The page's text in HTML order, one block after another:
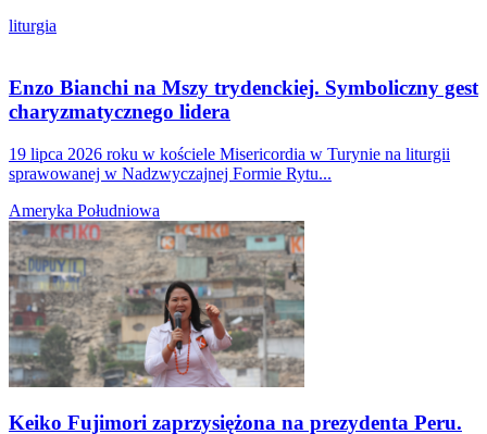
liturgia
Enzo Bianchi na Mszy trydenckiej. Symboliczny gest
charyzmatycznego lidera
19 lipca 2026 roku w kościele Misericordia w Turynie na liturgii
sprawowanej w Nadzwyczajnej Formie Rytu...
Ameryka Południowa
Keiko Fujimori zaprzysiężona na prezydenta Peru.